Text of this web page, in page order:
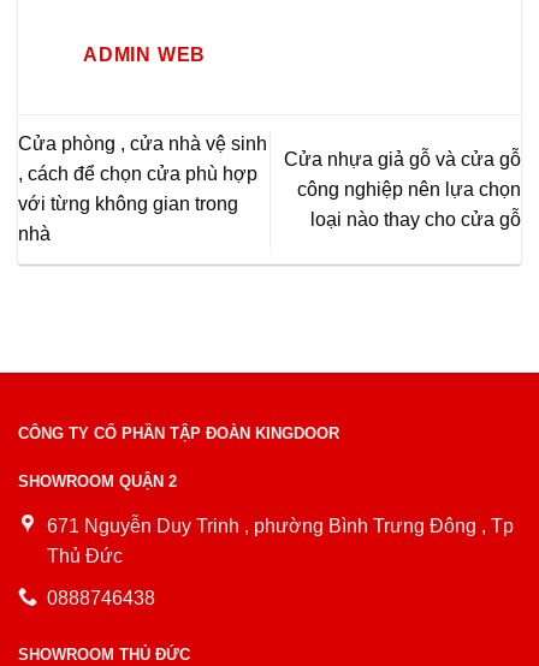
ADMIN WEB
Cửa phòng , cửa nhà vệ sinh
, cách để chọn cửa phù hợp
với từng không gian trong
nhà
Cửa nhựa giả gỗ và cửa gỗ
công nghiệp nên lựa chọn
loại nào thay cho cửa gỗ
CÔNG TY CỔ PHẦN TẬP ĐOÀN KINGDOOR
SHOWROOM QUẬN 2
671 Nguyễn Duy Trinh , phường Bình Trưng Đông , Tp
Thủ Đức
0888746438
SHOWROOM THỦ ĐỨC